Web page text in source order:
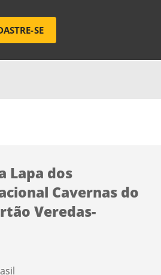
SE
Lapa dos
Cavernas do
Veredas-